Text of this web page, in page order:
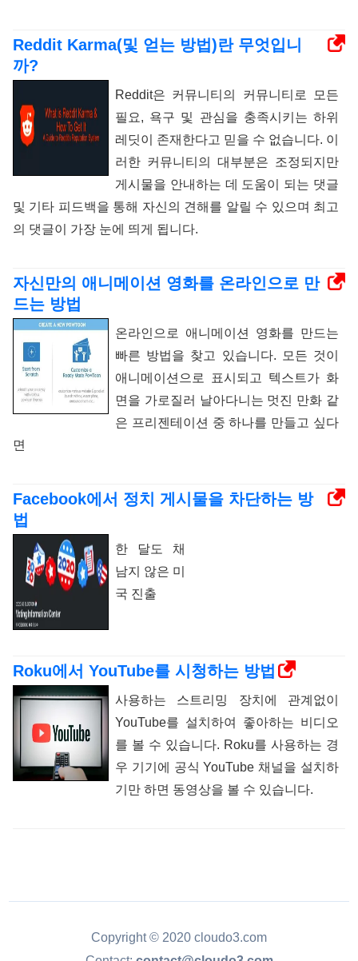
Reddit Karma(및 얻는 방법)란 무엇입니
까?
Reddit은 커뮤니티의 커뮤니티로 모든
필요, 욕구 및 관심을 충족시키는 하위
레딧이 존재한다고 믿을 수 없습니다. 이
러한 커뮤니티의 대부분은 조정되지만
게시물을 안내하는 데 도움이 되는 댓글
및 기타 피드백을 통해 자신의 견해를 알릴 수 있으며 최고
의 댓글이 가장 눈에 띄게 됩니다.
자신만의 애니메이션 영화를 온라인으로 만
드는 방법
온라인으로 애니메이션 영화를 만드는
빠른 방법을 찾고 있습니다. 모든 것이
애니메이션으로 표시되고 텍스트가 화
면을 가로질러 날아다니는 멋진 만화 같
은 프리젠테이션 중 하나를 만들고 싶다
면
Facebook에서 정치 게시물을 차단하는 방
법
한 달도 채
남지 않은 미
국 진출
Roku에서 YouTube를 시청하는 방법
사용하는 스트리밍 장치에 관계없이
YouTube를 설치하여 좋아하는 비디오
를 볼 수 있습니다. Roku를 사용하는 경
우 기기에 공식 YouTube 채널을 설치하
기만 하면 동영상을 볼 수 있습니다.
Copyright © 2020 cloudo3.com